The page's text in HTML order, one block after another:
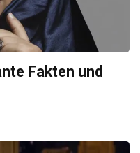
Fakten und